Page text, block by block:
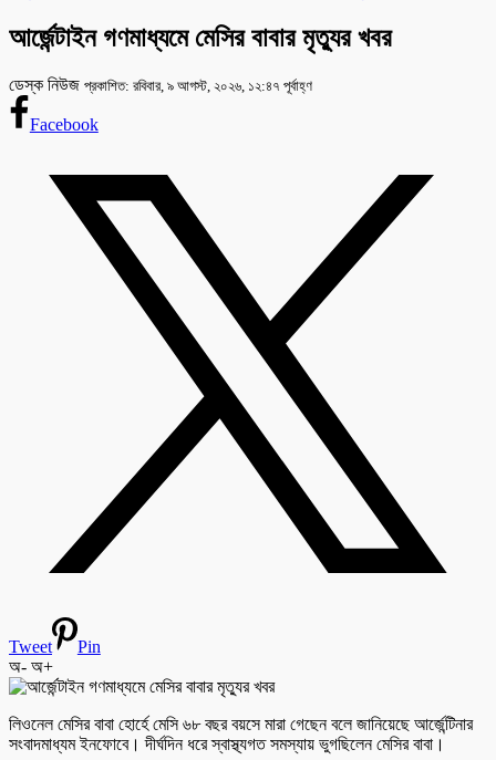
আর্জেন্টাইন গণমাধ্যমে মেসির বাবার মৃত্যুর খবর
ডেস্ক নিউজ প্রকাশিত: রবিবার, ৯ আগস্ট, ২০২৬, ১২:৪৭ পূর্বাহ্ণ
Facebook
Tweet
Pin
অ- অ+
লিওনেল মেসির বাবা হোর্হে মেসি ৬৮ বছর বয়সে মারা গেছেন বলে জানিয়েছে আর্জেন্টিনার
সংবাদমাধ্যম ইনফোবে। দীর্ঘদিন ধরে স্বাস্থ্যগত সমস্যায় ভুগছিলেন মেসির বাবা।